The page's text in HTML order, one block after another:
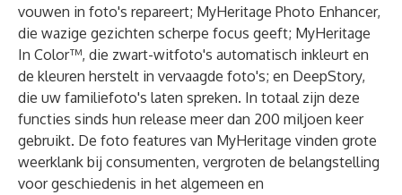
vouwen in foto's repareert; MyHeritage Photo Enhancer,
die wazige gezichten scherpe focus geeft; MyHeritage
In Color™, die zwart-witfoto's automatisch inkleurt en
de kleuren herstelt in vervaagde foto's; en DeepStory,
die uw familiefoto's laten spreken. In totaal zijn deze
functies sinds hun release meer dan 200 miljoen keer
gebruikt. De foto features van MyHeritage vinden grote
weerklank bij consumenten, vergroten de belangstelling
voor geschiedenis in het algemeen en